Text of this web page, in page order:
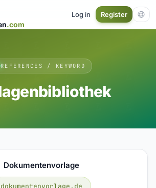
.com
Log in Register
REFERENCES / KEYWORD
Dokumentenvorlage
dokumentenvorlage.de